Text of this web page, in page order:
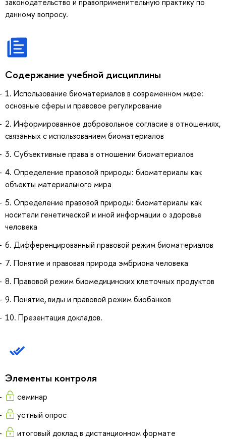
законодательство и правоприменительную практику по
данному вопросу.
Содержание учебной дисциплины
1. Использование биоматериалов в современном мире:
основные сферы и правовое регулирование
2. Информированное добровольное согласие в отношениях,
связанных с использованием биоматериалов
3. Субъективные права в отношении биоматериалов
4. Определение правовой природы: биоматериалы как
объекты материального мира
5. Определение правовой природы: биоматериалы как
носители генетической и иной информации о здоровье
человека
6. Дифференцированный правовой режим биоматериалов
7. Понятие и правовая природа эмбриона человека
8. Правовой режим биомедицинских клеточных продуктов
9. Понятие, виды и правовой режим биобанков
10. Презентация докладов.
Элементы контроля
семинар
устный опрос
итоговый доклад в дистанционном формате